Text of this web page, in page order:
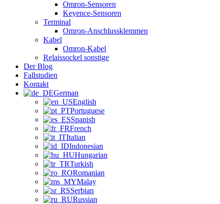
Omron-Sensoren
Keyence-Sensoren
Terminal
Omron-Anschlussklemmen
Kabel
Omron-Kabel
Relaissockel sonstige
Der Blog
Fallstudien
Kontakt
German
English
Portuguese
Spanish
French
Italian
Indonesian
Hungarian
Turkish
Romanian
Malay
Serbian
Russian